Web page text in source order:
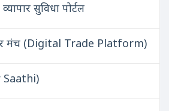
सुविधा पोर्टल
मंच (Digital Trade Platform)
Saathi)